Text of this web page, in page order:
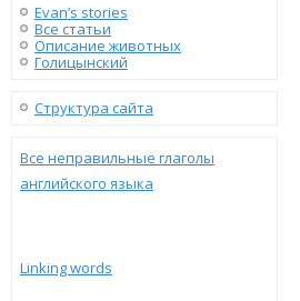
Evan’s stories
Все статьи
Описание животных
Голицынский
Структура сайта
Все неправильные глаголы
английского языка
Linking words